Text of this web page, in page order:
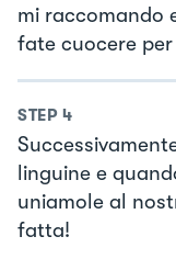
mi raccomando
fate cuocere
STEP 4
linguine e
uniamole al
fatta!